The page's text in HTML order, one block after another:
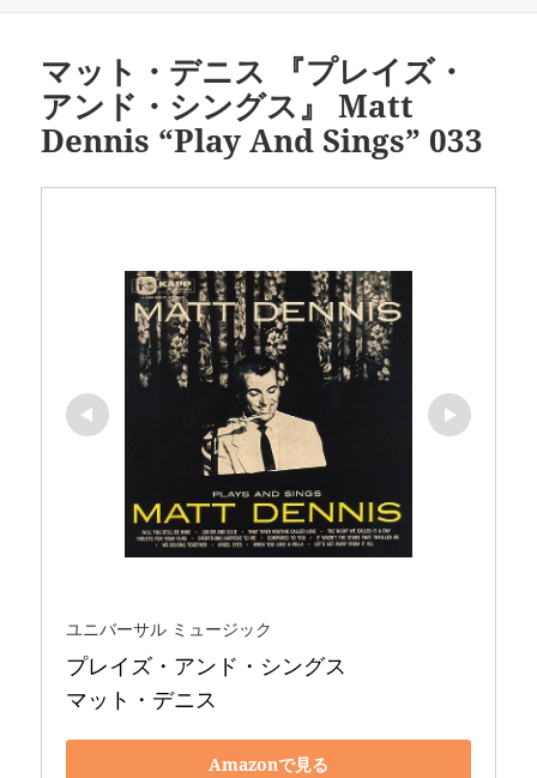
マット・デニス 『プレイズ・
アンド・シングス』 Matt
Dennis “Play And Sings” 033
ユニバーサル ミュージック
プレイズ・アンド・シングス
マット・デニス
Amazonで見る